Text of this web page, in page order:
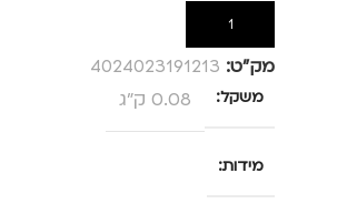
הוספה לסל
מק”ט: 4024023191213
משקל 0.08 ק"ג
מידות